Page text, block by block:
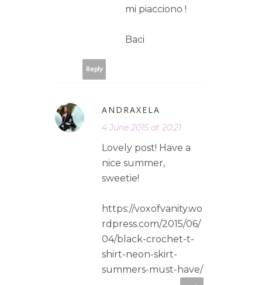
mi piacciono !
Baci
Reply
ANDRAXELA
4 June 2015 at 20:21
Lovely post! Have a
nice summer,
sweetie!
https://voxofvanity.wo
rdpress.com/2015/06/
04/black-crochet-t-
shirt-neon-skirt-
summers-must-have/